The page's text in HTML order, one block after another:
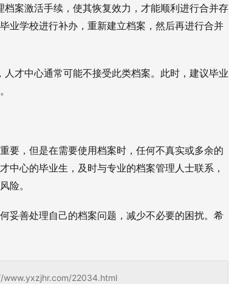
案激活手续，使其恢复效力，才能顺利进行合并存
业学校进行补办，重新建立档案，然后再进行合并
才中心通常可能不接受此类档案。此时，建议毕业
要，但是在需要使用档案时，任何不真实或多余的
中心的毕业生，及时与专业的档案管理人士联系，
险。
妥善处理自己的档案问题，减少不必要的困扰。希
www.yxzjhr.com/22034.html